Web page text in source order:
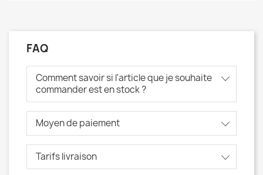
FAQ
Comment savoir si l'article que je souhaite
commander est en stock ?
Moyen de paiement
Tarifs livraison